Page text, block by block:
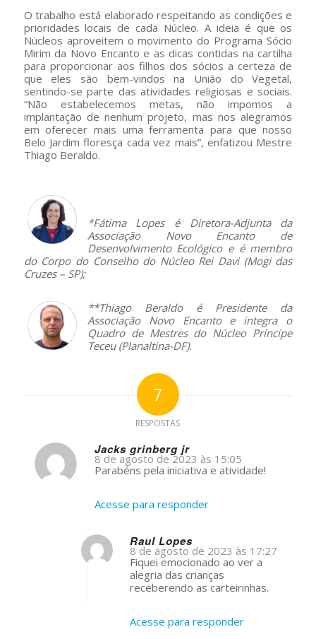
O trabalho está elaborado respeitando as condições e
prioridades locais de cada Núcleo. A ideia é que os
Núcleos aproveitem o movimento do Programa Sócio
Mirim da Novo Encanto e as dicas contidas na cartilha
para proporcionar aos filhos dos sócios a certeza de
que eles são bem-vindos na União do Vegetal,
sentindo-se parte das atividades religiosas e sociais.
“Não estabelecemos metas, não impomos a
implantação de nenhum projeto, mas nos alegramos
em oferecer mais uma ferramenta para que nosso
Belo Jardim floresça cada vez mais”, enfatizou Mestre
Thiago Beraldo.
*Fátima Lopes é Diretora-Adjunta da
Associação Novo Encanto de
Desenvolvimento Ecológico e é membro
do Corpo do Conselho do Núcleo Rei Davi (Mogi das
Cruzes – SP);
**Thiago Beraldo é Presidente da
Associação Novo Encanto e integra o
Quadro de Mestres do Núcleo Príncipe
Teceu (Planaltina-DF).
7
RESPOSTAS
Jacks grinberg jr
s
ays:
8 de agosto de 2023 às 15:05
Parabéns pela iniciativa e atividade!
Acesse para responder
Raul Lopes
s
8 de agosto de 2023 às 17:27
Fiquei emocionado ao ver a
alegria das crianças
receberendo as carteirinhas.
Acesse para responder